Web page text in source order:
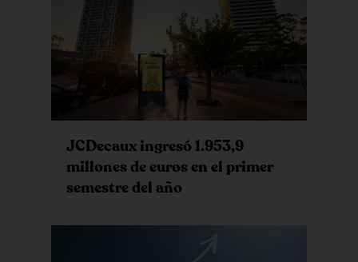
JCDecaux ingresó 1.953,9
millones de euros en el primer
semestre del año